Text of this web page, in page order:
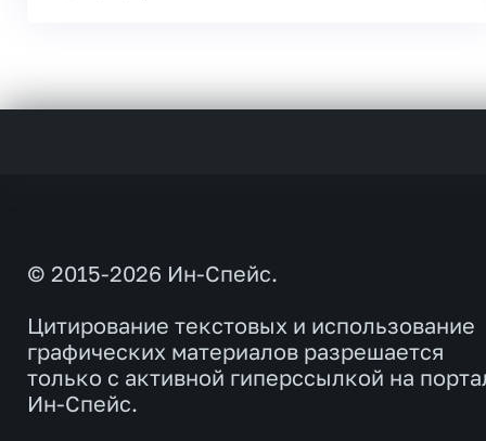
© 2015-2026 Ин-Спейс.
Цитирование текстовых и использование
графических материалов разрешается
только с активной гиперссылкой на
Ин-Спейс.